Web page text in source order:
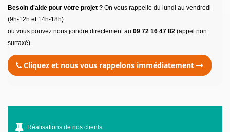
Besoin d'aide pour votre projet ? On vous rappelle du lundi au vendredi
(9h-12h et 14h-18h)
ou vous pouvez nous joindre directement au 09 72 16 47 82 (appel non
surtaxé).
Cliquez et nous vous rappelons immédiatement
Réalisations de nos clients